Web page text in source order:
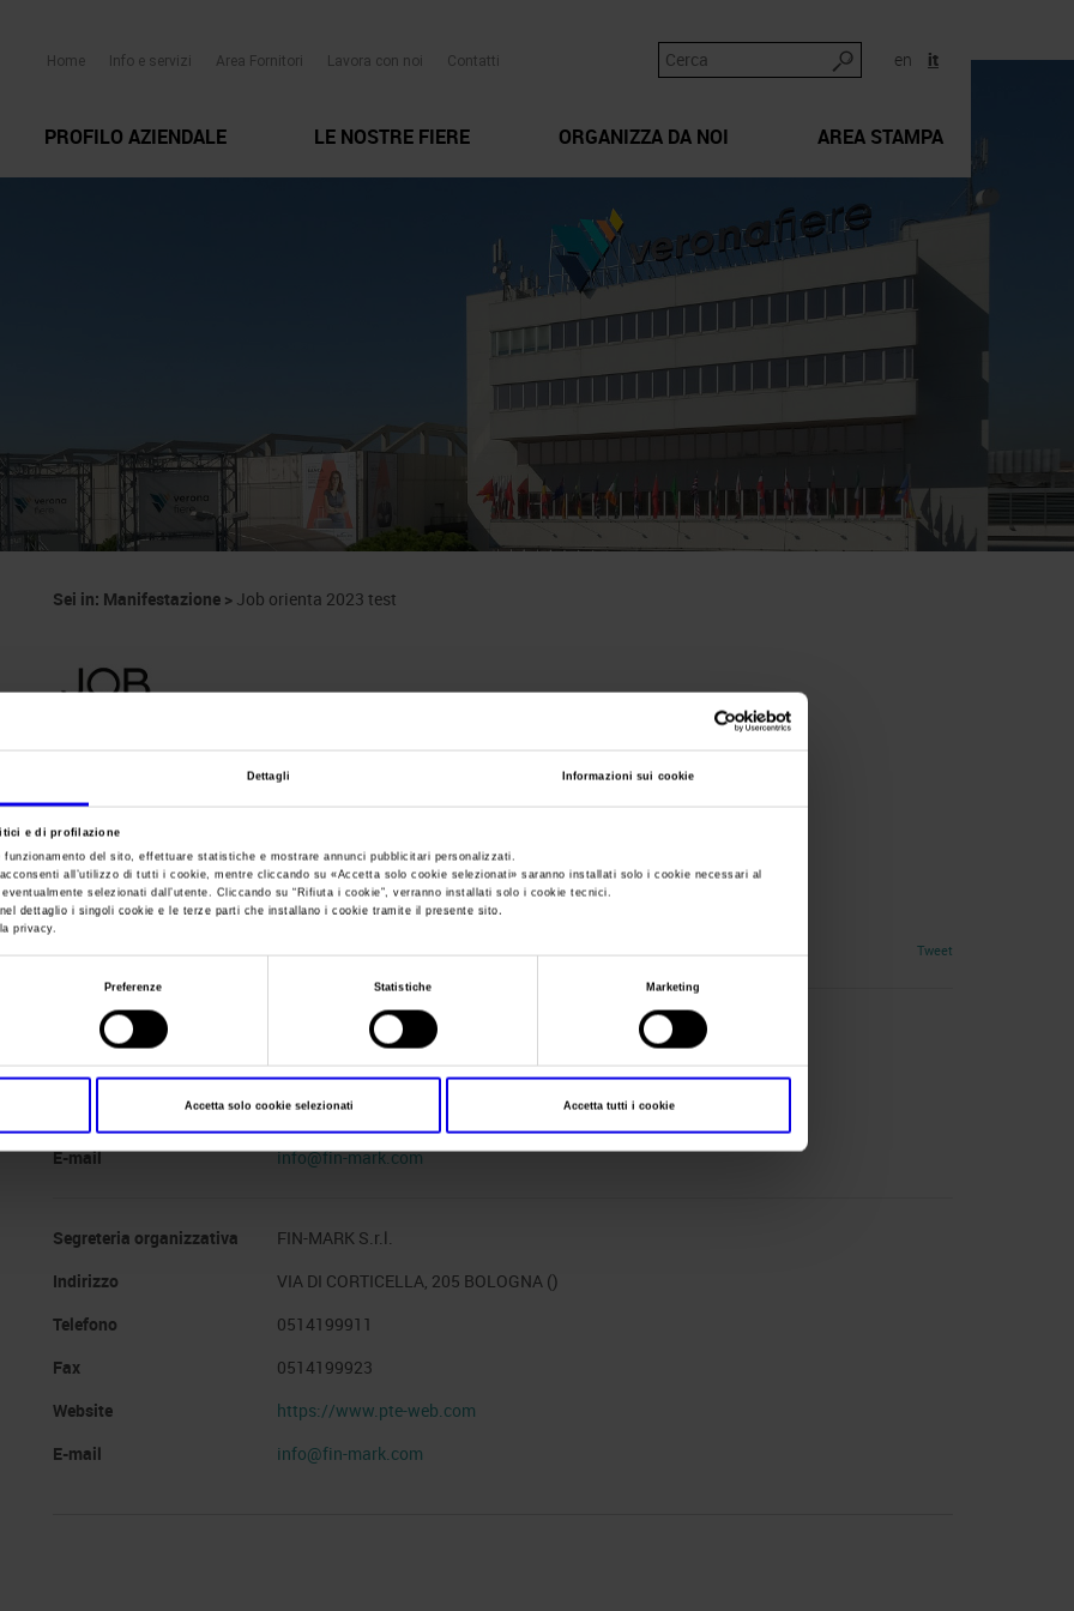
Dettagli Informazioni sui cookie
e di profilazione
del sito, effettuare statistiche e mostrare annunci pubblicitari personalizzati.
all’utilizzo di tutti i cookie, mentre cliccando su «Accetta solo cookie selezionati» saranno installati solo i cookie necessari al
selezionati dall’utente. Cliccando su “Rifiuta i cookie”, verranno installati solo i cookie tecnici.
dettaglio i singoli cookie e le terze parti che installano i cookie tramite il presente sito.
privacy.
Preferenze Statistiche Marketing
Accetta solo cookie selezionati Accetta tutti i cookie
en it
Home Info e servizi Area Fornitori Lavora con noi Contatti
PROFILO AZIENDALE LE NOSTRE FIERE ORGANIZZA DA NOI AREA STAMPA
Sei in: Manifestazione> Job orienta 2023 test
Pte Expo - Progetto Terza Età
Exhibition and Congress Technologies, Products and Services for the Elderly
Tweet
26/05/2009 - 28/05/2009
Frequenza
Biennial
https://www.pte-expo.com
E-mail
info@fin-mark.com
Segreteria organizzativa
FIN-MARK S.r.l.
Indirizzo
VIA DI CORTICELLA, 205 BOLOGNA ()
Telefono
0514199911
Fax
0514199923
Website
https://www.pte-web.com
E-mail
info@fin-mark.com